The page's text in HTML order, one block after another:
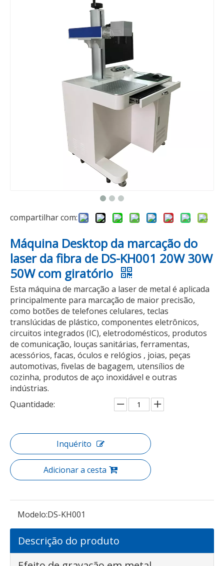
compartilhar com:
Máquina Desktop da marcação do
laser da fibra de DS-KH001 20W 30W
50W com giratório
Esta máquina de marcação a laser de metal é aplicada
principalmente para marcação de maior precisão,
como botões de telefones celulares, teclas
translúcidas de plástico, componentes eletrônicos,
circuitos integrados (IC), eletrodomésticos, produtos
de comunicação, louças sanitárias, ferramentas,
acessórios, facas, óculos e relógios , joias, peças
automotivas, fivelas de bagagem, utensílios de
cozinha, produtos de aço inoxidável e outras
indústrias.
Quantidade:
Inquérito
Adicionar a cesta
Modelo:DS-KH001
Descrição do produto